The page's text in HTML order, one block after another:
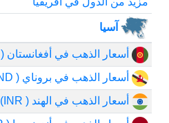
آسيا
أسعار الذهب في أفغانستان ( AFN)
أسعار الذهب في بروناي ( BND)
أسعار الذهب في الهند ( INR)